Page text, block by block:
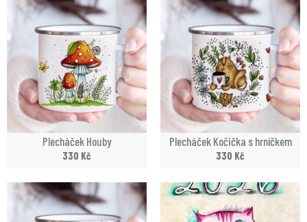
Plecháček Houby
330 Kč
Plecháček Kočička s hrníčkem
330 Kč